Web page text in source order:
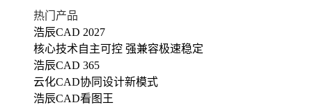
热门产品
浩辰CAD 2027
核心技术自主可控 强兼容极速稳定
浩辰CAD 365
云化CAD协同设计新模式
浩辰CAD看图王